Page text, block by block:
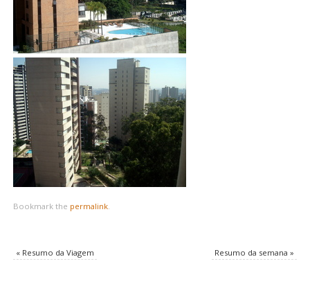
Bookmark the permalink.
«Resumo da Viagem Resumo da semana»